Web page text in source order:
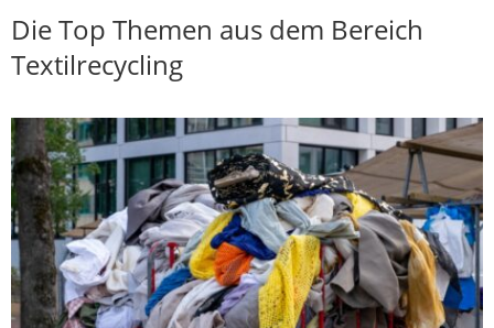
Die Top Themen aus dem Bereich
Textilrecycling